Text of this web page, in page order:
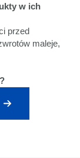
w ich
przed
maleje,